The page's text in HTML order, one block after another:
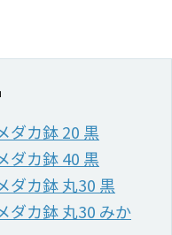
ダカ鉢 20 黒
ダカ鉢 40 黒
ダカ鉢 丸30 黒
ダカ鉢 丸30 みか